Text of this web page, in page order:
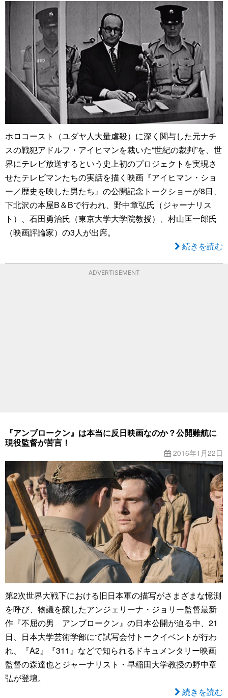
ホロコースト（ユダヤ人大量虐殺）に深く関与した元ナチ
スの戦犯アドルフ・アイヒマンを裁いた“世紀の裁判”を、世
界にテレビ放送するという史上初のプロジェクトを実現さ
せたテレビマンたちの実話を描く映画『アイヒマン・ショ
ー／歴史を映した男たち』の公開記念トークショーが8日、
下北沢の本屋B＆Bで行われ、野中章弘氏（ジャーナリス
ト）、石田勇治氏（東京大学大学院教授）、村山匡一郎氏
（映画評論家）の3人が出席。
続きを読む
ADVERTISEMENT
『アンブロークン』は本当に反日映画なのか？公開難航に
現役監督が苦言！
2016年1月22日
第2次世界大戦下における旧日本軍の描写がさまざまな憶測
を呼び、物議を醸したアンジェリーナ・ジョリー監督最新
作『不屈の男 アンブロークン』の日本公開が迫る中、21
日、日本大学芸術学部にて試写会付トークイベントが行わ
れ、『A2』『311』などで知られるドキュメンタリー映画
監督の森達也とジャーナリスト・早稲田大学教授の野中章
弘が登壇。
続きを読む